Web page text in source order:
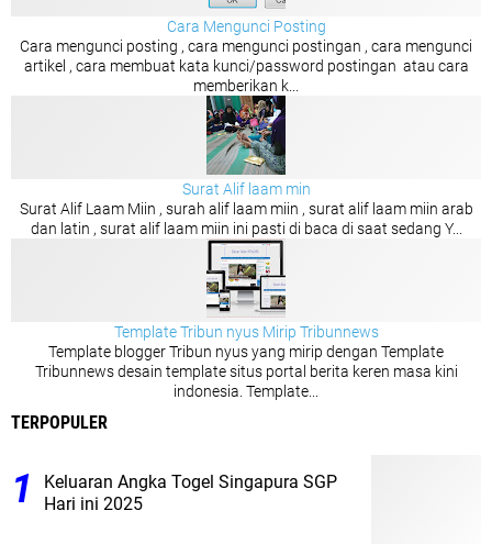
Cara Mengunci Posting
Cara mengunci posting , cara mengunci postingan , cara mengunci
artikel , cara membuat kata kunci/password postingan atau cara
memberikan k...
Surat Alif laam min
Surat Alif Laam Miin , surah alif laam miin , surat alif laam miin arab
dan latin , surat alif laam miin ini pasti di baca di saat sedang Y...
Template Tribun nyus Mirip Tribunnews
Template blogger Tribun nyus yang mirip dengan Template
Tribunnews desain template situs portal berita keren masa kini
indonesia. Template...
TERPOPULER
Keluaran Angka Togel Singapura SGP
Hari ini 2025